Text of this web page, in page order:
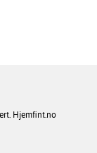
Hjemfint.no